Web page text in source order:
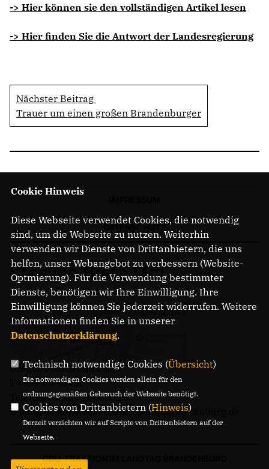
-> Hier können sie den vollständigen Artikel lesen
-> Hier finden Sie die Antwort der Landesregierung
Nächster Beitrag
Trauer um einen großen Brandenburger
Steeven Bretz MdL
Gregor-Mendel-Straße 3
14469 Potsdam
Telefon: 0331 - 20085713
E-Mail: buero.steeven.bretz@mdl.brandenburg.de
CDU-FRAKTION IM LANDTAG BRANDENBURG
Cookie Hinweis
Diese Webseite verwendet Cookies, die notwendig
sind, um die Webseite zu nutzen. Weiterhin
verwenden wir Dienste von Drittanbietern, die uns
helfen, unser Webangebot zu verbessern (Website-
Optmierung). Für die Verwendung bestimmter
Dienste, benötigen wir Ihre Einwilligung. Ihre
Einwilligung können Sie jederzeit widerrufen. Weitere
Informationen finden Sie in unserer
Datenschutzerklärung.
Technisch notwendige Cookies (Übersicht)
Die notwendigen Cookies werden allein für den
ordnungsgemäßen Gebrauch der Webseite benötigt.
Cookies von Drittanbietern (Hinweis)
Derzeit verzichten wir auf Scripte von Drittanbietern auf der
Webseite.